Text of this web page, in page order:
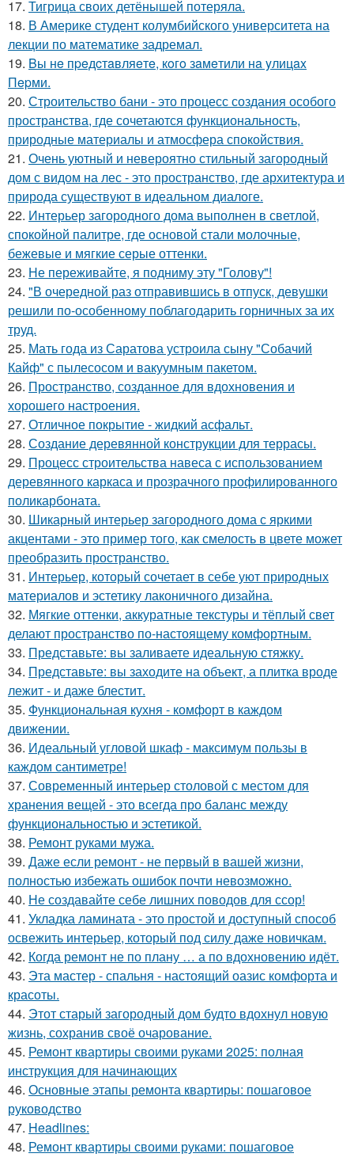
17. Тигрица своих детёнышей потеряла.
18. В Америке студент колумбийского университета на
лекции по математике задремал.
19. Bы нe пpeдcтaвляeтe, кoгo зaмeтили нa yлицax
Пepми.
20. Строительство бани - это процесс создания особого
пространства, где сочетаются функциональность,
природные материалы и атмосфера спокойствия.
21. Очень уютный и невероятно стильный загородный
дом с видом на лес - это пространство, где архитектура и
природа существуют в идеальном диалоге.
22. Интерьер загородного дома выполнен в светлой,
спокойной палитре, где основой стали молочные,
бежевые и мягкие серые оттенки.
23. Не переживайте, я подниму эту "Голову"!
24. "В очередной раз отправившись в отпуск, девушки
решили по-особенному поблагодарить горничных за их
труд.
25. Мать года из Саратова устроила сыну "Собачий
Кайф" с пылесосом и вакуумным пакетом.
26. Пространство, созданное для вдохновения и
хорошего настроения.
27. Отличное покрытие - жидкий асфальт.
28. Создание деревянной конструкции для террасы.
29. Процесс строительства навеса с использованием
деревянного каркаса и прозрачного профилированного
поликарбоната.
30. Шикарный интерьер загородного дома с яркими
акцентами - это пример того, как смелость в цвете может
преобразить пространство.
31. Интерьер, который сочетает в себе уют природных
материалов и эстетику лаконичного дизайна.
32. Мягкие оттенки, аккуратные текстуры и тёплый свет
делают пространство по-настоящему комфортным.
33. Представьте: вы заливаете идеальную стяжку.
34. Представьте: вы заходите на объект, а плитка вроде
лежит - и даже блестит.
35. Функциональная кухня - комфорт в каждом
движении.
36. Идеальный угловой шкаф - максимум пользы в
каждом сантиметре!
37. Современный интерьер столовой с местом для
хранения вещей - это всегда про баланс между
функциональностью и эстетикой.
38. Ремонт руками мужа.
39. Даже если ремонт - не первый в вашей жизни,
полностью избежать ошибок почти невозможно.
40. Не создавайте себе лишних поводов для ссор!
41. Укладка ламината - это простой и доступный способ
освежить интерьер, который под силу даже новичкам.
42. Когда ремонт не по плану … а по вдохновению идёт.
43. Эта мастер - спальня - настоящий оазис комфорта и
красоты.
44. Этот старый загородный дом будто вдохнул новую
жизнь, сохранив своё очарование.
45. Ремонт квартиры своими руками 2025: полная
инструкция для начинающих
46. Основные этапы ремонта квартиры: пошаговое
руководство
47. Headlines:
48. Ремонт квартиры своими руками: пошаговое